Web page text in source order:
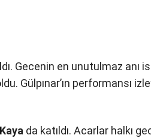
Gecenin en unutulmaz anı
Gülpınar’ın performansı
da katıldı. Acarlar halkı